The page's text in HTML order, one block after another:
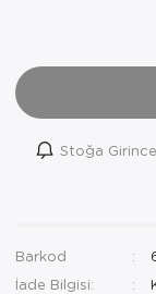
Stoğa
Barkod
İade Bilgisi: